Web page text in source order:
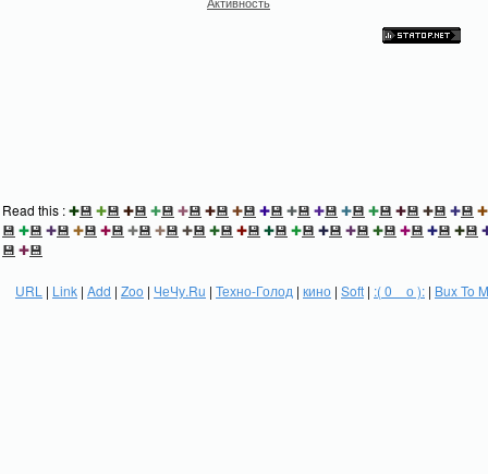
Read this :✚💾 ✚💾 ✚💾 ✚💾 ✚💾 ✚💾 ✚💾 ✚💾 ✚💾 ✚💾 ✚💾 ✚💾 ✚💾 ✚💾 ✚💾 ✚
💾 ✚💾 ✚💾 ✚💾 ✚💾 ✚💾 ✚💾 ✚💾 ✚💾 ✚💾 ✚💾 ✚💾 ✚💾 ✚💾 ✚💾 ✚💾 ✚💾 ✚💾
💾 ✚💾
URL | Link | Add | Zoo | ЧеЧу.Ru | Техно-Голод | кино | Soft | :( 0 _ о ): | Bux To